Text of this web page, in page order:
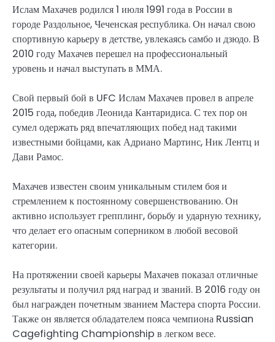
Ислам Махачев родился 1 июля 1991 года в России в
городе Раздольное, Чеченская республика. Он начал свою
спортивную карьеру в детстве, увлекаясь самбо и дзюдо. В
2010 году Махачев перешел на профессиональный
уровень и начал выступать в ММА.
Свой первый бой в UFC Ислам Махачев провел в апреле
2015 года, победив Леонида Кантаридиса. С тех пор он
сумел одержать ряд впечатляющих побед над такими
известными бойцами, как Адриано Мартинс, Ник Лентц и
Дави Рамос.
Махачев известен своим уникальным стилем боя и
стремлением к постоянному совершенствованию. Он
активно использует грепплинг, борьбу и ударную технику,
что делает его опасным соперником в любой весовой
категории.
На протяжении своей карьеры Махачев показал отличные
результаты и получил ряд наград и званий. В 2016 году он
был награжден почетным званием Мастера спорта России.
Также он является обладателем пояса чемпиона Russian
Cagefighting Championship в легком весе.